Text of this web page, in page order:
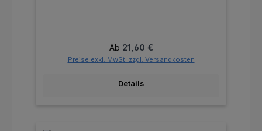
Regulärer Preis:
Ab 21,60 €
Preise exkl. MwSt. zzgl. Versandkosten
Details